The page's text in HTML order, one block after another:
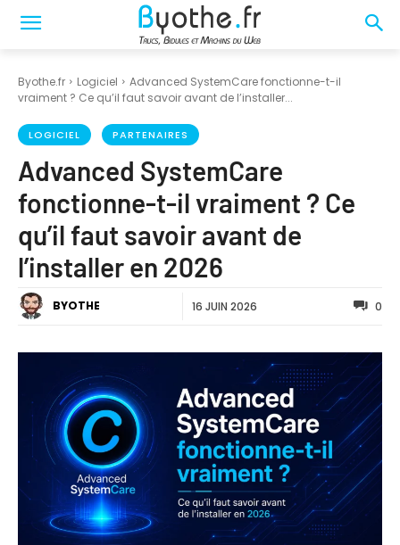
Byothe.fr Logiciel
Advanced SystemCare fonctionne-t-il
vraiment ? Ce qu’il faut savoir avant de l’installer...
LOGICIEL PARTENAIRES
Advanced SystemCare
fonctionne-t-il vraiment ? Ce
qu’il faut savoir avant de
l’installer en 2026
BYOTHE 16 JUIN 2026 0